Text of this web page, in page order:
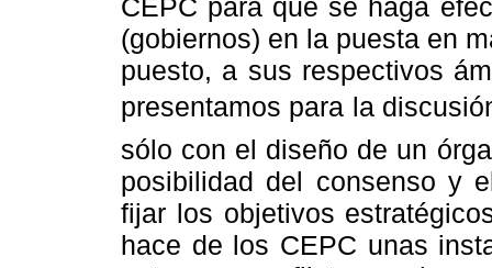
CEPC para que se haga
(gobiernos) en la puesta en
puesto, a sus respectivos
presentamos para la
sólo con el diseño de un
posibilidad del consenso y
fijar los objetivos
hace de los CEPC unas